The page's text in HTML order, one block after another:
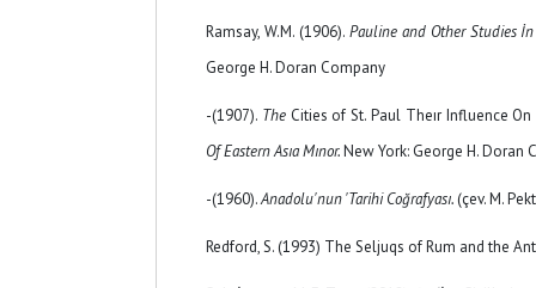
Ramsay, W.M. (1906). Pauline and Other Studies
George H. Doran Company
-(1907). The Cities of St. Paul Theır Influence
Of Eastern Asıa Mınor.New York: George H. Doran
-(1960).Anadolu'nun 'Tarihi Coğrafyası.(çev. M.
Redford, S. (1993) The Seljuqs of Rum and the